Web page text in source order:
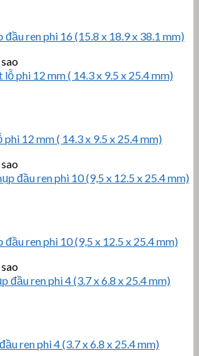
ren phi 16 (15.8 x 18.9 x 38.1 mm)
12 mm ( 14.3 x 9.5 x 25.4 mm)
ren phi 10 (9,5 x 12.5 x 25.4 mm)
ren phi 4 (3.7 x 6.8 x 25.4 mm)